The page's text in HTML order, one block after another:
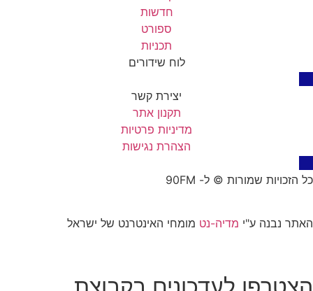
חדשות
ספורט
תכניות
לוח שידורים
יצירת קשר
תקנון אתר
מדיניות פרטיות
הצהרת נגישות
כל הזכויות שמורות © ל- 90FM
האתר נבנה ע"י מדיה-נט מומחי האינטרנט של ישראל